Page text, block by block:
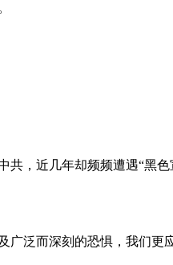
，近几年却频频遭遇“黑色
泛而深刻的恐惧，我们